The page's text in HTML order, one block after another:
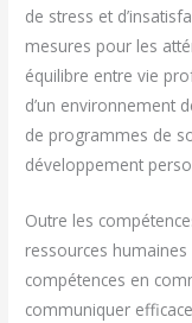
de stress et
mesures pour les
équilibre entre vie
d’un environnement
de programmes de
développement
Outre les
ressources
compétences en
communiquer